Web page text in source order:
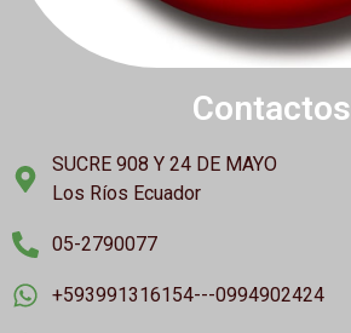
Contactos
SUCRE 908 Y 24 DE MAYO
Los Ríos Ecuador
05-2790077
+593991316154---0994902424